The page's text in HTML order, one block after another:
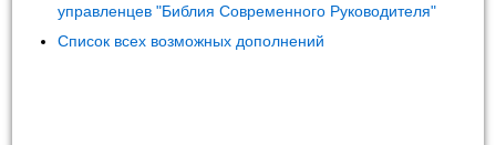
управленцев "Библия Современного Руководителя"
Список всех возможных дополнений